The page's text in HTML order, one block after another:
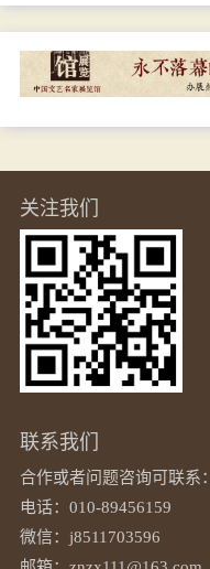
关注我们
联系我们
合作或者问题咨询可联系：
电话：010-89456159
微信：j8511703596